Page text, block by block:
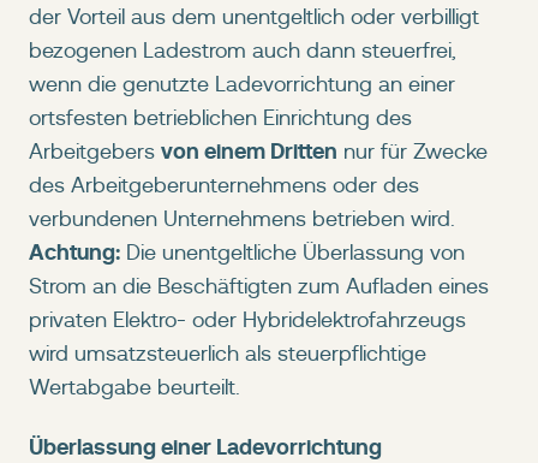
der Vorteil aus dem unentgeltlich oder verbilligt
bezogenen Ladestrom auch dann steuerfrei,
wenn die genutzte Ladevorrichtung an einer
ortsfesten betrieblichen Einrichtung des
Arbeitgebers von einem Dritten nur für Zwecke
des Arbeitgeberunternehmens oder des
verbundenen Unternehmens betrieben wird.
Achtung: Die unentgeltliche Überlassung von
Strom an die Beschäftigten zum Aufladen eines
privaten Elektro- oder Hybridelektrofahrzeugs
wird umsatzsteuerlich als steuerpflichtige
Wertabgabe beurteilt.
Überlassung einer Ladevorrichtung